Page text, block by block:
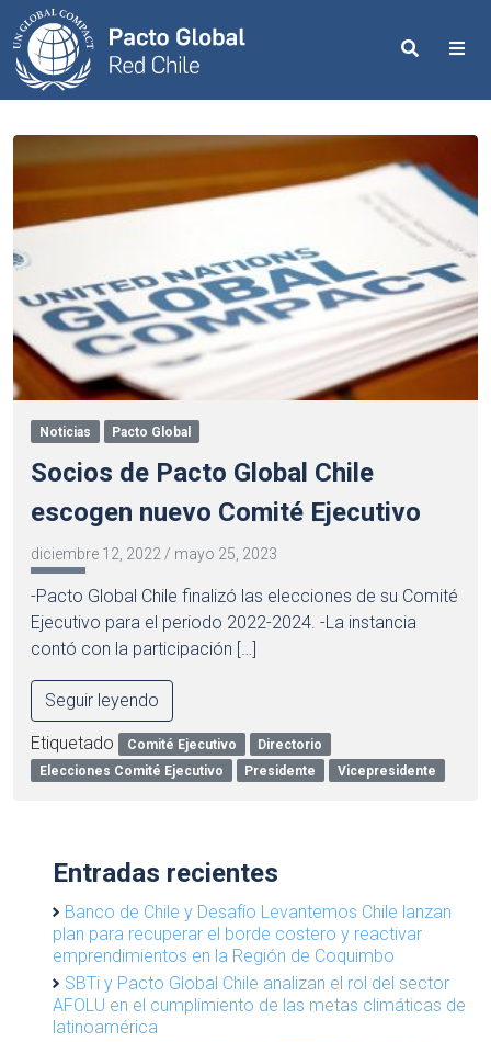
Search
Noticias Pacto Global
Socios de Pacto Global Chile
escogen nuevo Comité Ejecutivo
diciembre 12, 2022 / mayo 25, 2023
-Pacto Global Chile finalizó las elecciones de su Comité
Ejecutivo para el periodo 2022-2024. -La instancia
contó con la participación […]
Seguir leyendo
Etiquetado Comité Ejecutivo
Directorio
Elecciones Comité Ejecutivo
Presidente Vicepresidente
Entradas recientes
Banco de Chile y Desafío Levantemos Chile lanzan
plan para recuperar el borde costero y reactivar
emprendimientos en la Región de Coquimbo
SBTi y Pacto Global Chile analizan el rol del sector
AFOLU en el cumplimiento de las metas climáticas de
latinoamérica